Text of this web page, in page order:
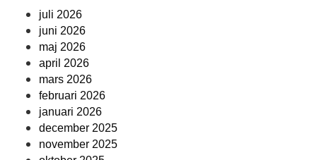
juli 2026
juni 2026
maj 2026
april 2026
mars 2026
februari 2026
januari 2026
december 2025
november 2025